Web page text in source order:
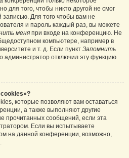
для того, чтобы никто другой не смог
записью. Для того чтобы вам не
и пароль каждый раз, вы можете
меня при входе на конференцию. Не
компьютере, например в
и т. д. Если пункт Запомнить
администратор отключил эту функцию.
которые позволяют вам оставаться
а также выполняют другие
прочитанных сообщений, если эта
Если вы испытываете
на данной конференции, возможно,